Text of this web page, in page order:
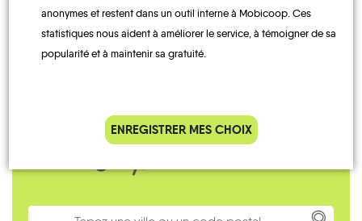
On part d'où ?
anonymes et restent dans un outil interne à Mobicoop. Ces
statistiques nous aident à améliorer le service, à témoigner de sa
popularité et à maintenir sa gratuité.
ENREGISTRER MES CHOIX